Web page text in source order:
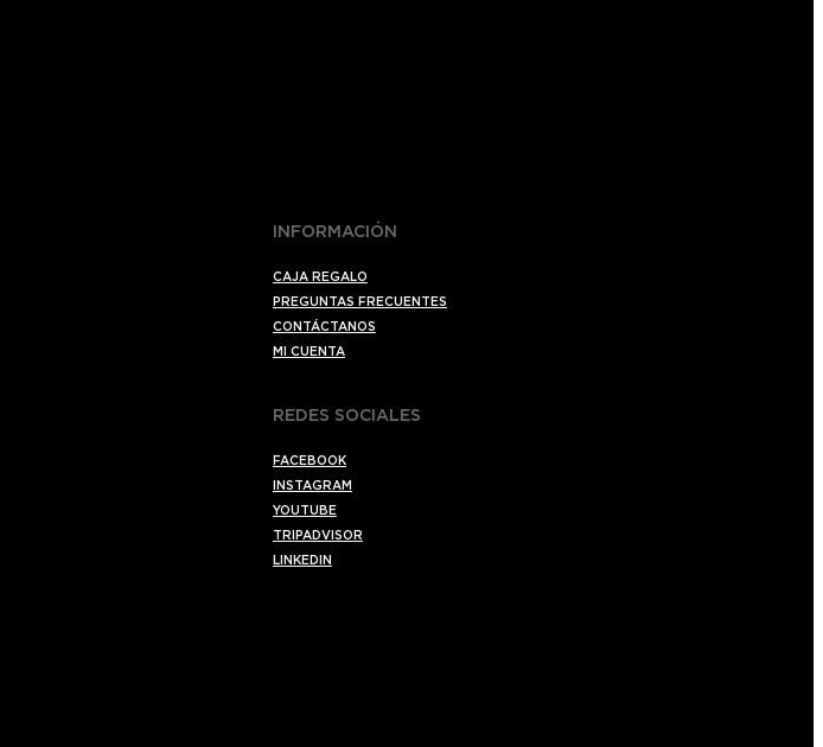
INFORMACIÓN
CAJA REGALO
PREGUNTAS FRECUENTES
CONTÁCTANOS
MI CUENTA
REDES SOCIALES
FACEBOOK
INSTAGRAM
YOUTUBE
TRIPADVISOR
LINKEDIN